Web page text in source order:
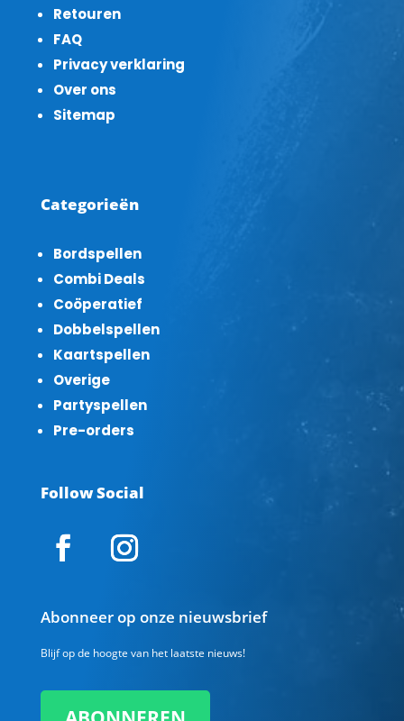
Retouren
FAQ
Privacy verklaring
Over ons
Sitemap
Categorieën
Bordspellen
Combi Deals
Coöperatief
Dobbelspellen
Kaartspellen
Overige
Partyspellen
Pre-orders
Follow Social
Abonneer op onze nieuwsbrief
Blijf op de hoogte van het laatste nieuws!